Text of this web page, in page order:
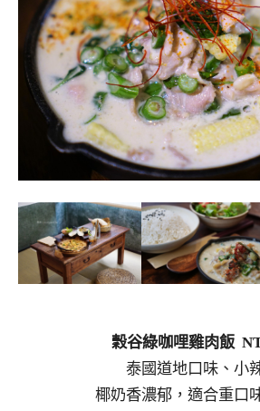
穀谷綠咖哩雞肉飯
泰國道地口味、小
椰奶香濃郁，適合重口